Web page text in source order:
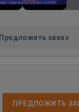
Предложить заказ
ПРЕДЛОЖИТЬ